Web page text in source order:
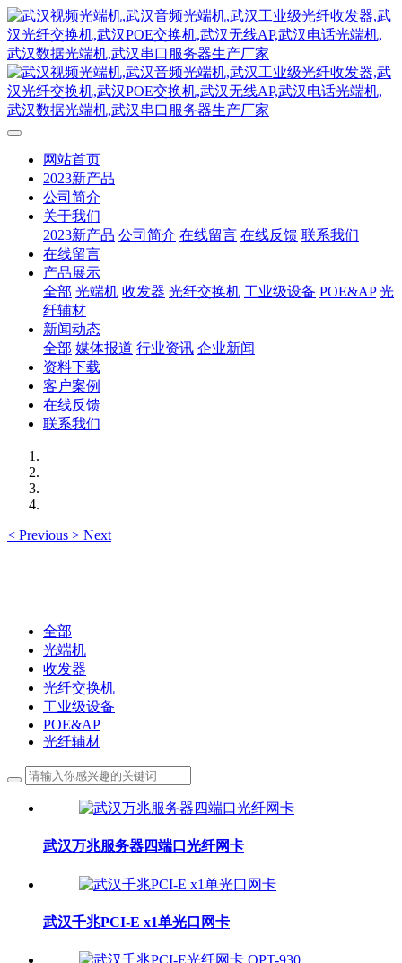
网站首页
2023新产品
公司简介
关于我们
2023新产品 公司简介 在线留言 在线反馈 联系我们
在线留言
产品展示
全部 光端机 收发器 光纤交换机 工业级设备 POE&AP 光
纤辅材
新闻动态
全部 媒体报道 行业资讯 企业新闻
资料下载
客户案例
在线反馈
联系我们
< Previous > Next
全部
光端机
收发器
光纤交换机
工业级设备
POE&AP
光纤辅材
武汉万兆服务器四端口光纤网卡
武汉千兆PCI-E x1单光口网卡